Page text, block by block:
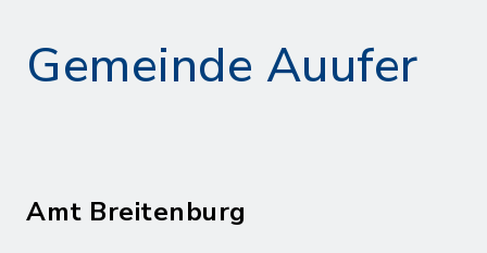
Gemeinde Auufer
Amt Breitenburg